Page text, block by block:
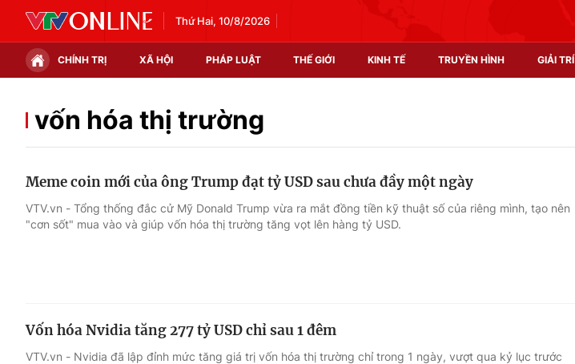
Thứ Hai, 10/8/2026
CHÍNH TRỊ XÃ HỘI PHÁP LUẬT THẾ GIỚI KINH TẾ TRUYỀN HÌNH GIẢI TRÍ
Chính trị Xã hội
Thế giới đó đây
Thị trường
vốn hóa thị trường
Meme coin mới của ông Trump đạt tỷ USD sau chưa đầy một ngày
VTV.vn - Tổng thống đắc cử Mỹ Donald Trump vừa ra mắt đồng tiền kỹ thuật số của riêng mình, tạo nên
"cơn sốt" mua vào và giúp vốn hóa thị trường tăng vọt lên hàng tỷ USD.
Vốn hóa Nvidia tăng 277 tỷ USD chỉ sau 1 đêm
VTV.vn - Nvidia đã lập đỉnh mức tăng giá trị vốn hóa thị trường chỉ trong 1 ngày, vượt qua kỷ lục trước